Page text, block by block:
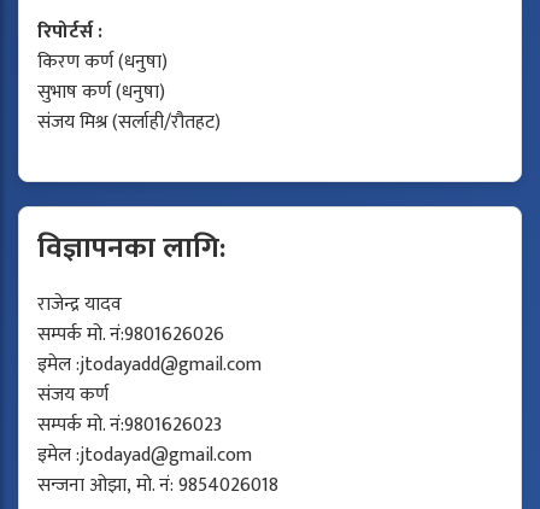
रिपोर्टर्स :
किरण कर्ण (धनुषा)
सुभाष कर्ण (धनुषा)
संजय मिश्र (सर्लाही/रौतहट)
विज्ञापनका लागि:
राजेन्द्र यादव
सम्पर्क मो. नं:9801626026
इमेल :jtodayadd@gmail.com
संजय कर्ण
सम्पर्क मो. नं:9801626023
इमेल :jtodayad@gmail.com
सन्जना ओझा, मो. नं: 9854026018